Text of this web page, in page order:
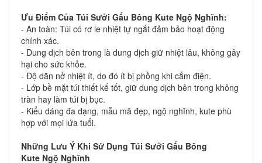
Ưu Điểm Của Túi Sưởi Gấu Bông Kute Ngộ Nghĩnh:
- An toàn: Túi có rơ le nhiệt tự ngắt đảm bảo hoạt động
chính xác.
- Dung dịch bên trong là dung dịch giữ nhiệt lâu, không gây
hại cho sức khỏe.
- Độ dãn nở nhiệt ít, do đó ít bị phồng khi cắm điện.
- Lớp bề mặt túi thiết kế tốt, giữ dung dịch bên trong không
tràn hay làm túi bị bục.
- Kiểu dáng đa dạng, mẫu mã đẹp, ngộ nghĩnh, kute phù
hợp với mọi lứa tuổi.
Những Lưu Ý Khi Sử Dụng Túi Sưởi Gấu Bông
Kute Ngộ Nghĩnh